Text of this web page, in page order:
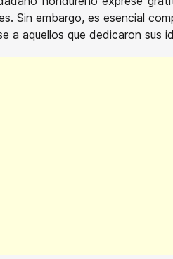
Sin embargo, es esencial
a aquellos que dedicaron